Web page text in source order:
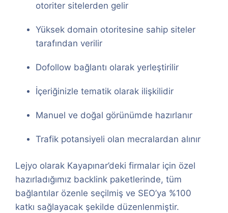
otoriter sitelerden gelir
Yüksek domain otoritesine sahip siteler
tarafından verilir
Dofollow bağlantı olarak yerleştirilir
İçeriğinizle tematik olarak ilişkilidir
Manuel ve doğal görünümde hazırlanır
Trafik potansiyeli olan mecralardan alınır
Lejyo olarak Kayapınar’deki firmalar için özel
hazırladığımız backlink paketlerinde, tüm
bağlantılar özenle seçilmiş ve SEO’ya %100
katkı sağlayacak şekilde düzenlenmiştir.